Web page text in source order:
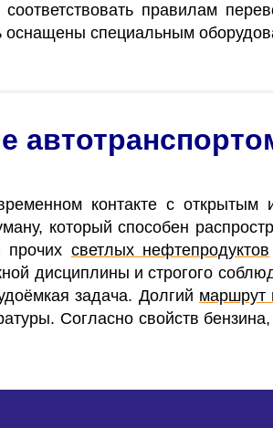
правилам
оснащены специальным
контакте с открытым
который способен
прочих светлых нефтепродуктов
дисциплины и строгого
задача. Долгий маршрут
Согласно свойств